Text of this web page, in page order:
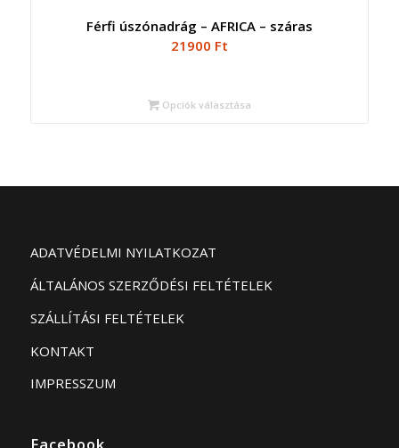
Férfi úszónadrág – AFRICA – száras
21900 Ft
Opciók választása
ADATVÉDELMI NYILATKOZAT
ÁLTALÁNOS SZERZŐDÉSI FELTÉTELEK
SZÁLLÍTÁSI FELTÉTELEK
KONTAKT
IMPRESSZUM